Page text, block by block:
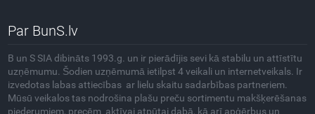
Par BunS.lv
B un S SIA dibināts 1993.g. un ir pierādījis sevi kā stabilu un attīstītu
uzņēmumu. Šodien uzņēmumā ietilpst 4 veikali un internetveikals. Ir
izvedotas labas attiecības ar lielu skaitu sadarbības partneriem.
Mūsū veikalos tas nodrošina plašu preču sortimentu makšķerēšanas
piederumiem, precēm aktīvai atpūtai dabā, kā arī apģērbus un